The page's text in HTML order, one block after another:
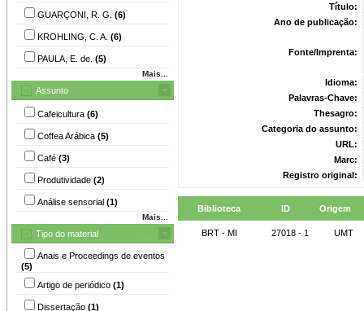
GUARÇONI, R. G. (6)
KROHLING, C. A. (6)
PAULA, E. de. (5)
Mais...
Assunto
Cafeicultura (6)
Coffea Arábica (5)
Café (3)
Produtividade (2)
Análise sensorial (1)
Mais...
Tipo do material
Anais e Proceedings de eventos
(5)
Artigo de periódico (1)
Dissertação (1)
Título:
Ano de publicação:
Fonte/Imprenta:
Idioma:
Palavras-Chave:
Thesagro:
Categoria do assunto:
URL:
Marc:
Registro original:
Biblioteca ID Origem
BRT - MI 27018 - 1 UMT